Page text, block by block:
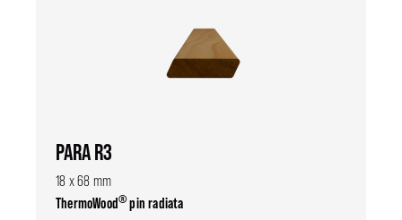
PARA R3
18 x 68 mm
ThermoWood®pin radiata